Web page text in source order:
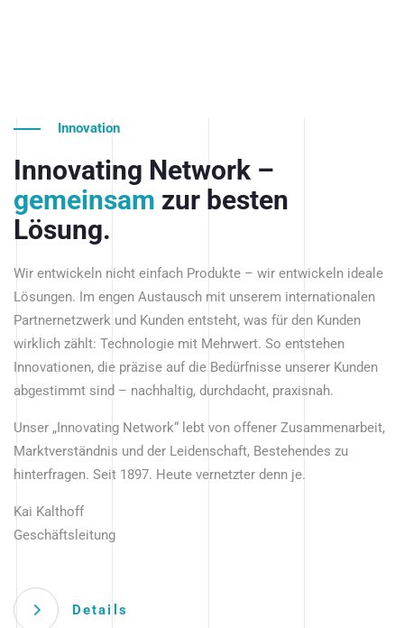
Innovation
Innovating Network –
gemeinsam zur besten
Lösung.
Wir entwickeln nicht einfach Produkte – wir entwickeln ideale
Lösungen. Im engen Austausch mit unserem internationalen
Partnernetzwerk und Kunden entsteht, was für den Kunden
wirklich zählt: Technologie mit Mehrwert. So entstehen
Innovationen, die präzise auf die Bedürfnisse unserer Kunden
abgestimmt sind – nachhaltig, durchdacht, praxisnah.
Unser „Innovating Network“ lebt von offener Zusammenarbeit,
Marktverständnis und der Leidenschaft, Bestehendes zu
hinterfragen. Seit 1897. Heute vernetzter denn je.
Kai Kalthoff
Geschäftsleitung
Details